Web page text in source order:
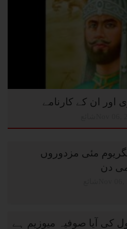
ان کے کارنامے
مئی مزدوروں
دن
کی آیا صوفیہ میوزیم ہے